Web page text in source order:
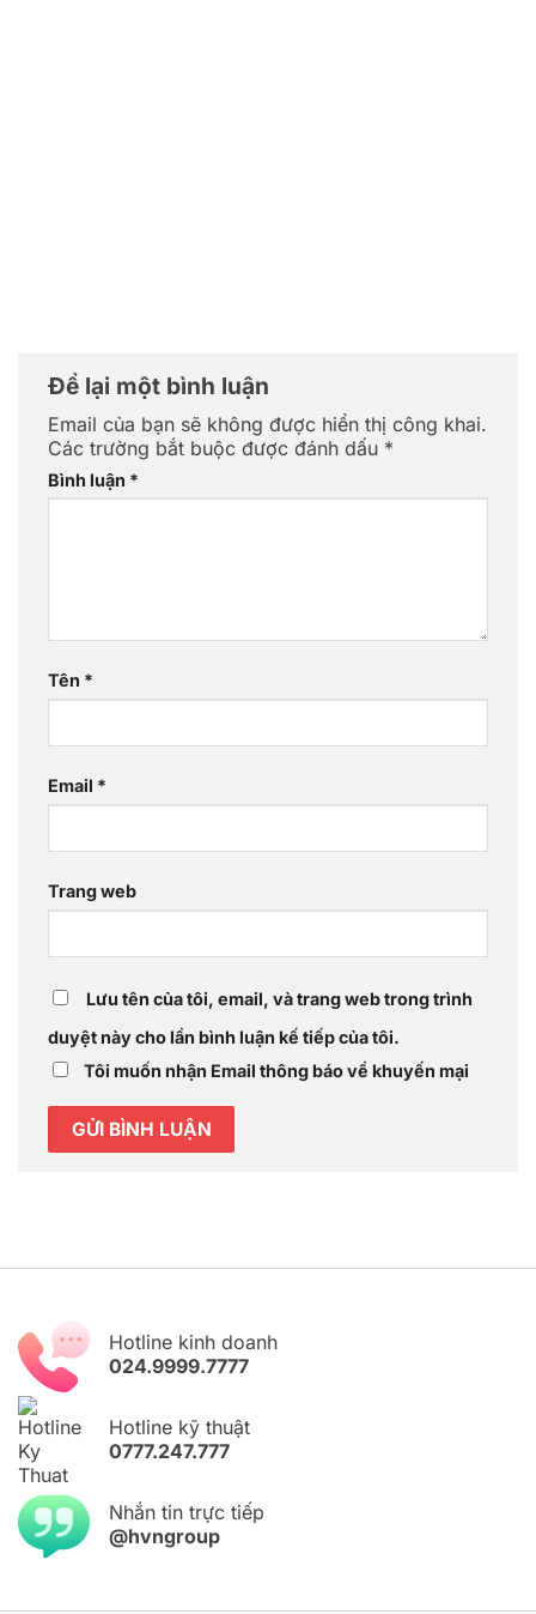
Để lại một bình luận
Email của bạn sẽ không được hiển thị công khai.
Các trường bắt buộc được đánh dấu *
Bình luận *
Tên *
Email *
Trang web
Lưu tên của tôi, email, và trang web trong trình
duyệt này cho lần bình luận kế tiếp của tôi.
Tôi muốn nhận Email thông báo về khuyến mại
Hotline kinh doanh
024.9999.7777
Hotline kỹ thuật
0777.247.777
Nhắn tin trực tiếp
@hvngroup